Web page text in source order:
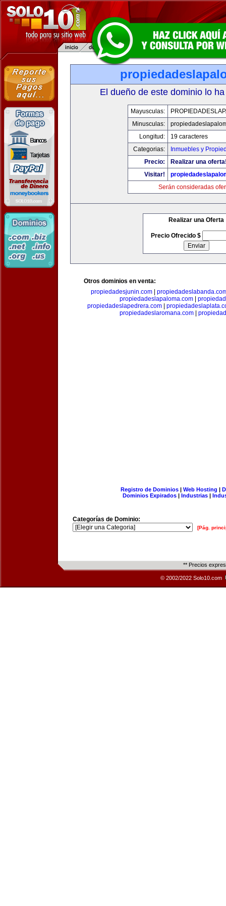
El dueño de este dominio lo
Mayusculas:
Minusculas:
Longitud:
19 caracteres
Categorias:
Inmuebles y
Precio:
Realizar una
Visitar!
Serán consideradas
Realizar una Oferta
Precio Ofrecido $
Otros dominios en venta:
propiedadesjunin.com
propiedadeslapaloma.com
propiedadeslapedrera.com|
propiedadeslaromana.com|
Registro de Dominios| Web Hosting |
Dominios Expirados | Industrias |
Categorías de Dominio:
[Pág.
** Precios
© 2002/2022 Solo10.com